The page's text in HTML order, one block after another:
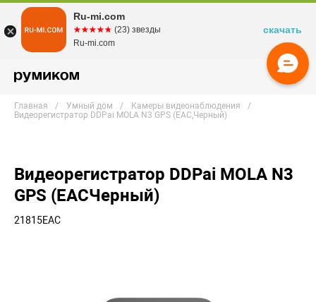
Главная Умный дом
Камеры видеонаблюдения
Видеорегистратор DDPai MOLA N3 GPS (EAC,Черный)
Видеорегистратор DDPai MOLA N3
GPS (EACЧерный)
21815EAC
Ru-mi.com
☆☆☆☆☆
★★★★★ (23) звезды
Ru-mi.com
скачать